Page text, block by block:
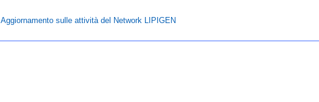
Aggiornamento sulle attività del Network LIPIGEN